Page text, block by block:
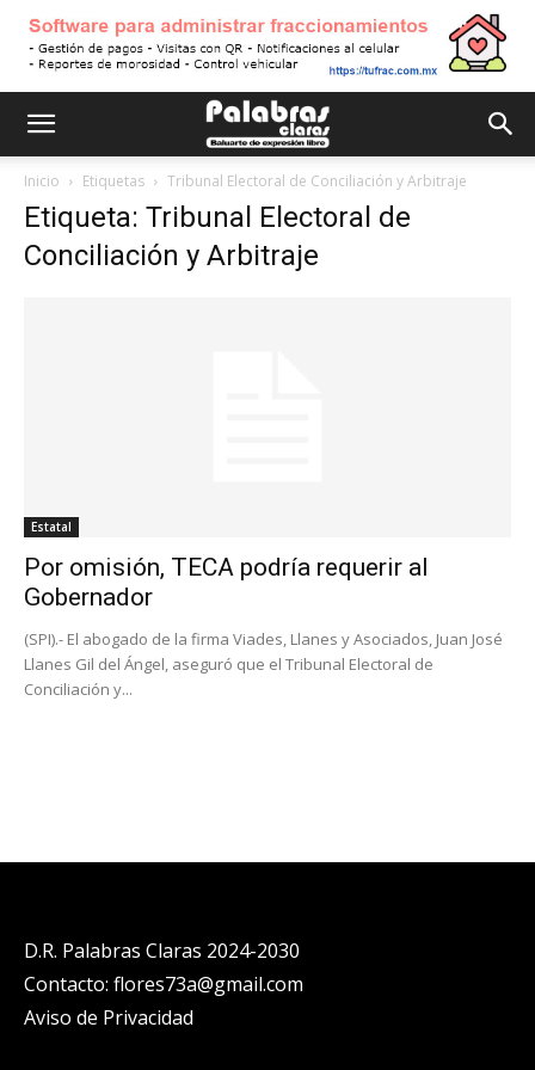
Inicio Etiquetas Tribunal Electoral de Conciliación y Arbitraje
Etiqueta: Tribunal Electoral de
Conciliación y Arbitraje
Estatal
Por omisión, TECA podría requerir al
Gobernador
(SPI).- El abogado de la firma Viades, Llanes y Asociados, Juan José
Llanes Gil del Ángel, aseguró que el Tribunal Electoral de
Conciliación y...
D.R. Palabras Claras 2024-2030
Contacto: flores73a@gmail.com
Aviso de Privacidad